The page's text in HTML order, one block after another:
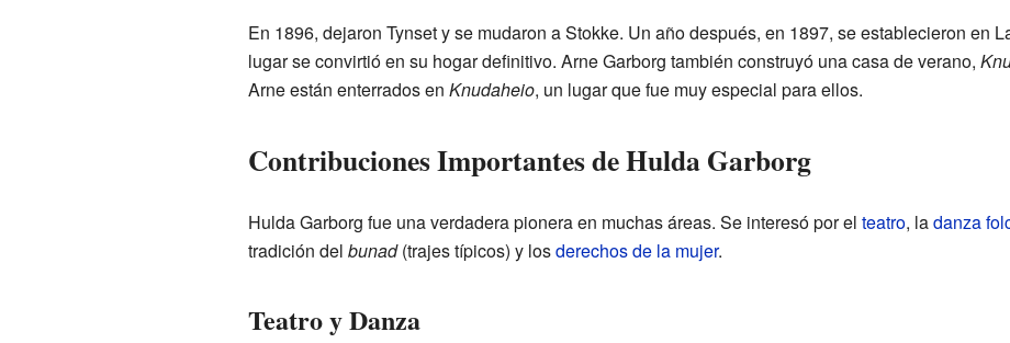
En 1896, dejaron Tynset y se mudaron a Stokke. Un año después, en 1897, se establecieron en
lugar se convirtió en su hogar definitivo. Arne Garborg también construyó una casa de verano,
Arne están enterrados en Knudaheio, un lugar que fue muy especial para ellos.
Contribuciones Importantes de Hulda Garborg
Hulda Garborg fue una verdadera pionera en muchas áreas. Se interesó por el teatro, ladanza
tradición del bunad(trajes típicos) y losderechos de la mujer.
Teatro y Danza